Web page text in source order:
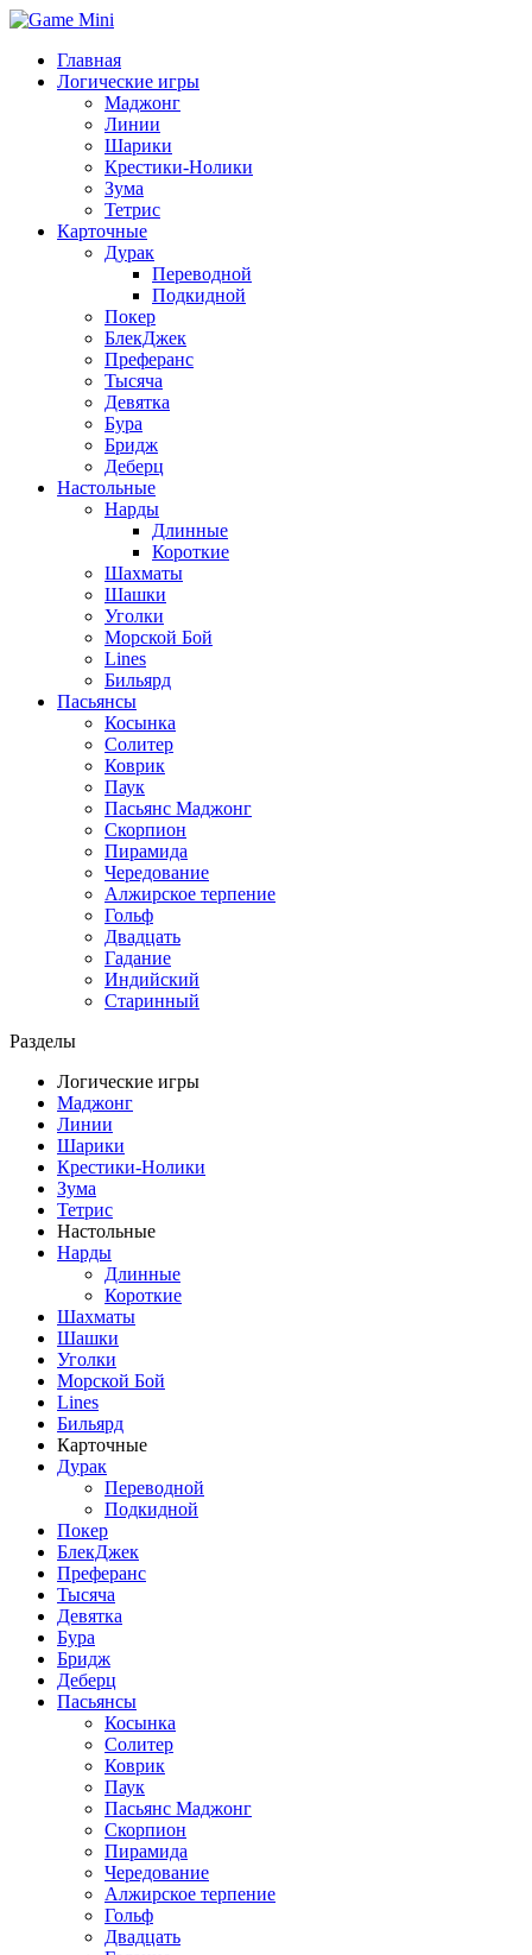
Главная
Логические игры
Маджонг
Линии
Шарики
Крестики-Нолики
Зума
Тетрис
Карточные
Дурак
Переводной
Подкидной
Покер
БлекДжек
Преферанс
Тысяча
Девятка
Бура
Бридж
Деберц
Настольные
Нарды
Длинные
Короткие
Шахматы
Шашки
Уголки
Морской Бой
Lines
Бильярд
Пасьянсы
Косынка
Солитер
Коврик
Паук
Пасьянс Маджонг
Скорпион
Пирамида
Чередование
Алжирское терпение
Гольф
Двадцать
Гадание
Индийский
Старинный
Разделы
Логические игры
Маджонг
Линии
Шарики
Крестики-Нолики
Зума
Тетрис
Настольные
Нарды
Длинные
Короткие
Шахматы
Шашки
Уголки
Морской Бой
Lines
Бильярд
Карточные
Дурак
Переводной
Подкидной
Покер
БлекДжек
Преферанс
Тысяча
Девятка
Бура
Бридж
Деберц
Пасьянсы
Косынка
Солитер
Коврик
Паук
Пасьянс Маджонг
Скорпион
Пирамида
Чередование
Алжирское терпение
Гольф
Двадцать